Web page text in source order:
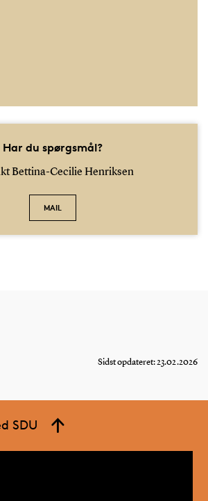
Har du spørgsmål?
Bettina-Cecilie Henriksen
MAIL
Sidst opdateret: 23.02.2026
SDU